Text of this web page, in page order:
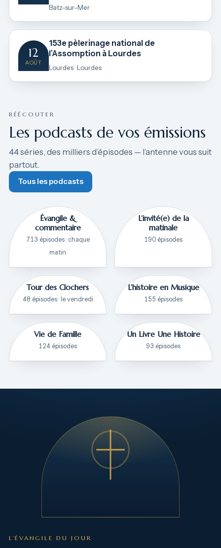
Batz-sur-Mer
12
AOÛT
153e pèlerinage national de
l’Assomption à Lourdes
Lourdes · Lourdes
RÉÉCOUTER
Les podcasts de vos émissions
44 séries, des milliers d’épisodes — l’antenne vous suit
partout.
Tous les podcasts
Évangile &
commentaire
713 épisodes · chaque
matin
L’invité(e) de la
matinale
190 épisodes
Tour des Clochers
48 épisodes · le vendredi
L’histoire en Musique
155 épisodes
Vie de Famille
124 épisodes
Un Livre Une Histoire
93 épisodes
L’ÉVANGILE DU JOUR